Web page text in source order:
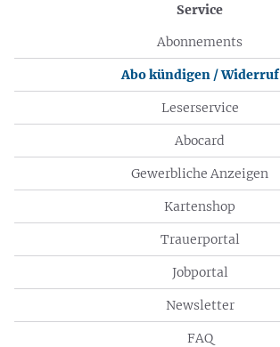
Service
Abonnements
Abo kündigen / Widerruf
Leserservice
Abocard
Gewerbliche Anzeigen
Kartenshop
Trauerportal
Jobportal
Newsletter
FAQ